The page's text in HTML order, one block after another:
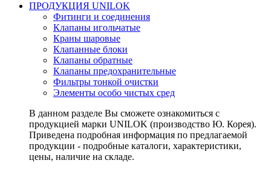
ПРОДУКЦИЯ UNILOK
Фитинги и соединения
Клапаны игольчатые
Краны шаровые
Клапанные блоки
Клапаны обратные
Клапаны предохранительные
Фильтры тонкой очистки
Элементы особо чистых сред
В данном разделе Вы сможете ознакомиться с
продукцией марки UNILOK (производство Ю. Корея).
Приведена подробная информация по предлагаемой
продукции - подробные каталоги, характеристики,
цены, наличие на складе.